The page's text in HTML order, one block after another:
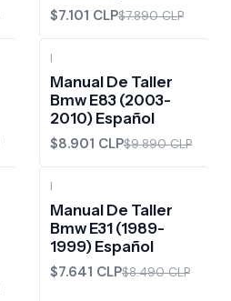
$7.101 CLP$7.890 CLP
|
Manual De Taller
Bmw E83 (2003-
2010) Español
$8.901 CLP$9.890 CLP
|
Manual De Taller
Bmw E31 (1989-
1999) Español
$7.641 CLP$8.490 CLP